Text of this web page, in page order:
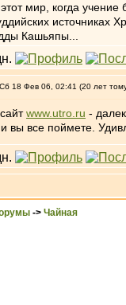
мир, когда
источниках
Кашьяпы...
18 Фев 06, 02:41 (20 лет
www.utro.ru -
вы все поймете.
-> Чайная